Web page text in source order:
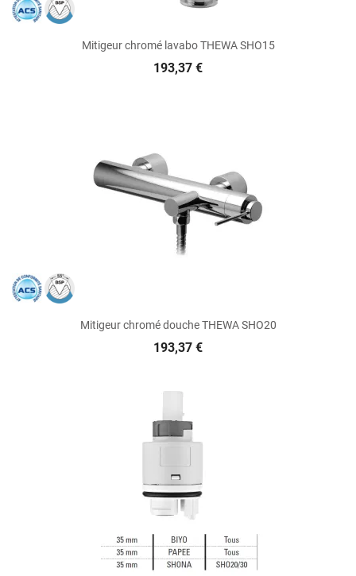
Mitigeur chromé lavabo THEWA SHO15
193,37 €
Mitigeur chromé douche THEWA SHO20
193,37 €